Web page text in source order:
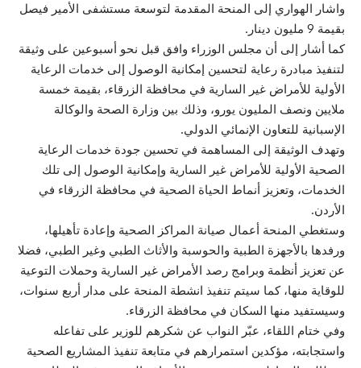
واشار الهواري إلى المنحة المقدمة لتوسعة مستشفى الأمير فيصل
بقيمة 9 مليون دينار.
كما أشار إلى أن مجلس الوزراء وافق قبل نحو أسبوعين على وثيقة
لتنفيذ مبادرة رعاية لتحسين إمكانية الوصول إلى خدمات الرعاية
الأولية للأمراض غير السارية في محافظة الزرقاء، بقيمة خمسة
ملايين ونصف المليون يورو، وذلك بين وزارة الصحة والوكالة
الإسبانية للتعاون الإنمائي الدولي.
وتهدف الوثيقة إلى المساهمة في تحسين جودة خدمات الرعاية
الصحية الأولية للأمراض غير السارية وإمكانية الوصول إلى تلك
الخدمات، وتعزيز أنماط الحياة الصحية في محافظة الزرقاء في
الأردن.
وستغطي المنحة أعمال صيانة المراكز الصحية وإعادة تأهيلها،
ورفدها بالأجهزة الطبية والحوسبة والأثاث الطبي وغير الطبي، فضلا
عن تعزيز أنظمة وبرامج رصد الأمراض غير السارية وحملات التوعية
للوقاية منها، كما سيتم تنفيذ انشطة المنحة على مدار أربع سنوات،
وسيستفيد منها السكان في محافظة الزرقاء.
وفي ختام اللقاء، عبّر النواب عن شكرهم للوزير على تفاعله
واستجابته، مؤكدين استمرارهم في متابعة تنفيذ المشاريع الصحية